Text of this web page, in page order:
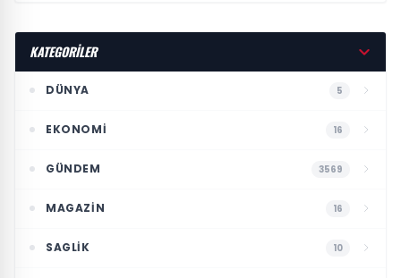
KATEGORİLER
DÜNYA 5
EKONOMI 16
GÜNDEM 3569
MAGAZIN 16
SAGLIK 10